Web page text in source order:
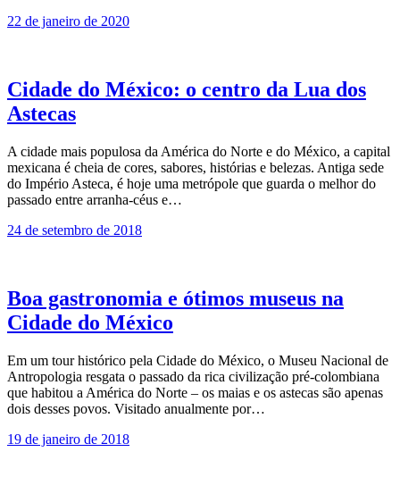
22 de janeiro de 2020
Cidade do México: o centro da Lua dos
Astecas
A cidade mais populosa da América do Norte e do México, a capital
mexicana é cheia de cores, sabores, histórias e belezas. Antiga sede
do Im­pério Asteca, é hoje uma metrópole que guarda o me­lhor do
passado entre arranha-céus e…
24 de setembro de 2018
Boa gastronomia e ótimos museus na
Cidade do México
Em um tour histórico pela Cidade do México, o Museu Nacional de
Antropologia resgata o passado da rica civilização pré-colombiana
que habitou a América do Norte – os maias e os astecas são apenas
dois desses povos. Visitado anualmente por…
19 de janeiro de 2018